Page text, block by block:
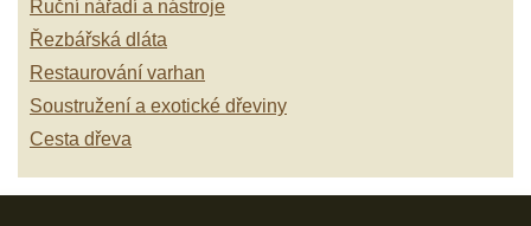
Ruční nářadí a nástroje
Řezbářská dláta
Restaurování varhan
Soustružení a exotické dřeviny
Cesta dřeva